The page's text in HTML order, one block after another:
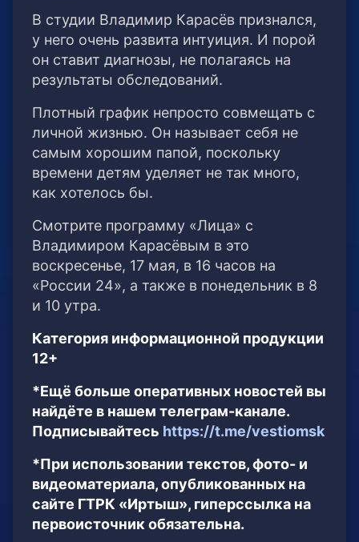
В студии Владимир Карасёв признался,
у него очень развита интуиция. И порой
он ставит диагнозы, не полагаясь на
результаты обследований.
Плотный график непросто совмещать с
личной жизнью. Он называет себя не
самым хорошим папой, поскольку
времени детям уделяет не так много,
как хотелось бы.
Смотрите программу «Лица» с
Владимиром Карасёвым в это
воскресенье, 17 мая, в 16 часов на
«России 24», а также в понедельник в 8
и 10 утра.
Категория информационной продукции
12+
*Ещё больше оперативных новостей вы
найдёте в нашем телеграм-канале.
Подписывайтесь https://t.me/vestiomsk
*При использовании текстов, фото- и
видеоматериала, опубликованных на
сайте ГТРК «Иртыш», гиперссылка на
первоисточник обязательна.